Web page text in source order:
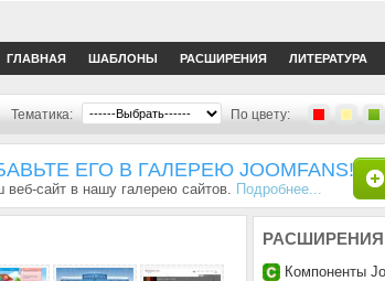
ГЛАВНАЯ ШАБЛОНЫ РАСШИРЕНИЯ ЛИТЕРАТУРА
Тематика: По цвету:
ЕГО В ГАЛЕРЕЮ JOOMFANS!
сайт в нашу галерею сайтов. Подробнее...
РАСШИРЕНИЯ
Компоненты